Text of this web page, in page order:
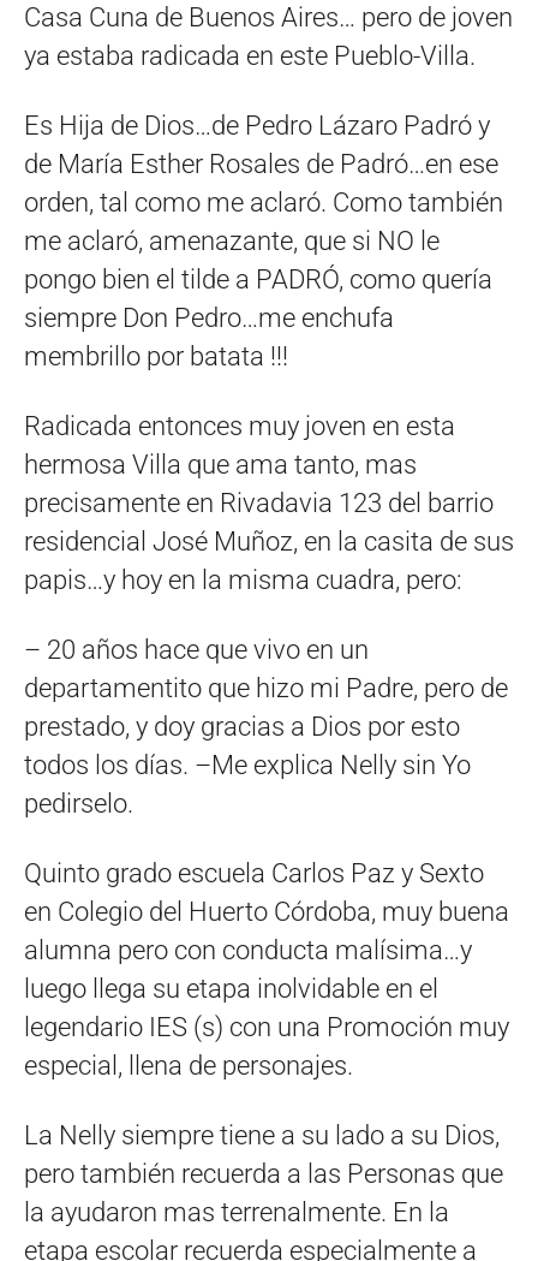
Casa Cuna de Buenos Aires… pero de joven
ya estaba radicada en este Pueblo-Villa.
Es Hija de Dios…de Pedro Lázaro Padró y
de María Esther Rosales de Padró…en ese
orden, tal como me aclaró. Como también
me aclaró, amenazante, que si NO le
pongo bien el tilde a PADRÓ, como quería
siempre Don Pedro…me enchufa
membrillo por batata !!!
Radicada entonces muy joven en esta
hermosa Villa que ama tanto, mas
precisamente en Rivadavia 123 del barrio
residencial José Muñoz, en la casita de sus
papis…y hoy en la misma cuadra, pero:
– 20 años hace que vivo en un
departamentito que hizo mi Padre, pero de
prestado, y doy gracias a Dios por esto
todos los días. –Me explica Nelly sin Yo
pedirselo.
Quinto grado escuela Carlos Paz y Sexto
en Colegio del Huerto Córdoba, muy buena
alumna pero con conducta malísima…y
luego llega su etapa inolvidable en el
legendario IES (s) con una Promoción muy
especial, llena de personajes.
La Nelly siempre tiene a su lado a su Dios,
pero también recuerda a las Personas que
la ayudaron mas terrenalmente. En la
etapa escolar recuerda especialmente a